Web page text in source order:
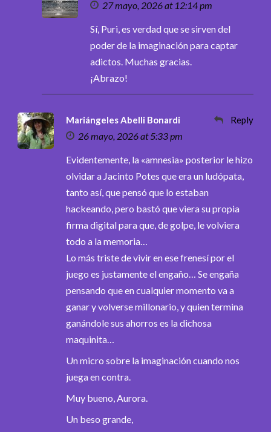
27 mayo, 2026 at 12:14 pm
Sí, Puri, es verdad que se sirven del
poder de la imaginación para captar
adictos. Muchas gracias.
¡Abrazo!
Mariángeles Abelli Bonardi
26 mayo, 2026 at 5:33 pm
Reply
Evidentemente, la «amnesia» posterior le hizo
olvidar a Jacinto Potes que era un ludópata,
tanto así, que pensó que lo estaban
hackeando, pero bastó que viera su propia
firma digital para que, de golpe, le volviera
todo a la memoria…
Lo más triste de vivir en ese frenesí por el
juego es justamente el engaño… Se engaña
pensando que en cualquier momento va a
ganar y volverse millonario, y quien termina
ganándole sus ahorros es la dichosa
maquinita…
Un micro sobre la imaginación cuando nos
juega en contra.
Muy bueno, Aurora.
Un beso grande,